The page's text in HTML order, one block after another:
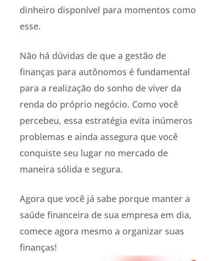
dinheiro disponível para momentos como
esse.
Não há dúvidas de que a gestão de
finanças para autônomos é fundamental
para a realização do sonho de viver da
renda do próprio negócio. Como você
percebeu, essa estratégia evita inúmeros
problemas e ainda assegura que você
conquiste seu lugar no mercado de
maneira sólida e segura.
Agora que você já sabe porque manter a
saúde financeira de sua empresa em dia,
comece agora mesmo a organizar suas
finanças!